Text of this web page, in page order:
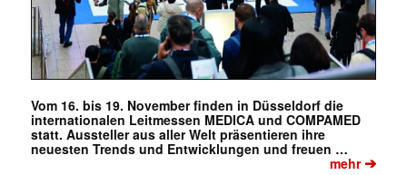
Vom 16. bis 19. November finden in Düsseldorf die
internationalen Leitmessen MEDICA und COMPAMED
statt. Aussteller aus aller Welt präsentieren ihre
neuesten Trends und Entwicklungen und freuen …
mehr➔